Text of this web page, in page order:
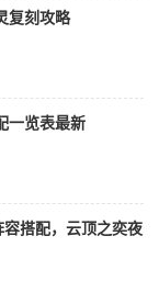
复刻攻略
一览表最新
搭配，云顶之奕夜